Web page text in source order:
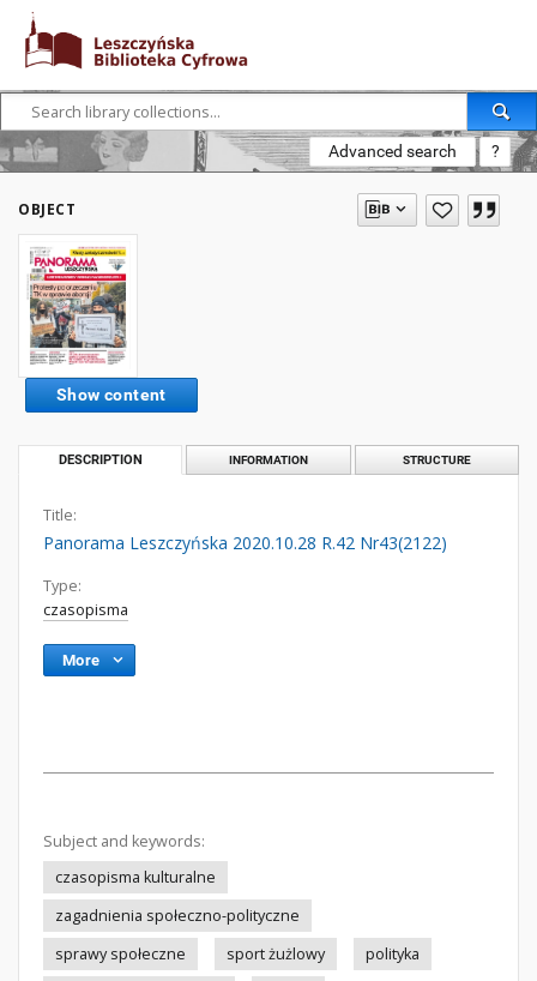
Advanced search ?
OBJECT
Show content
DESCRIPTION INFORMATION STRUCTURE
Title:
Panorama Leszczyńska 2020.10.28 R.42 Nr43(2122)
Type:
czasopisma
More
Subject and keywords:
czasopisma kulturalne
zagadnienia społeczno-polityczne
sprawy społeczne
sport żużlowy
polityka